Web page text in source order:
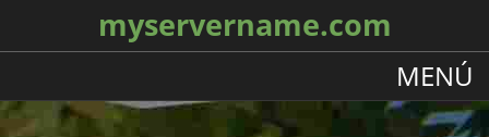
myservername.com
MENÚ